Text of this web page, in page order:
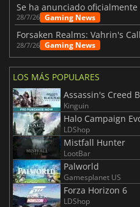
28/7/26 Gaming News
28/7/26 Gaming News
LOS MÁS POPULARES
Assassin's Creed
Kinguin
Halo Campaign
LDShop
Mistfall Hunter
LootBar
Palworld
Gamesplanet US
Forza Horizon 6
LDShop